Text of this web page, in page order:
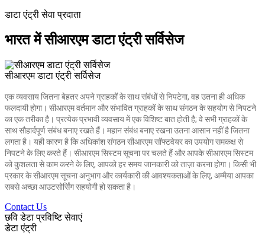
डाटा एंट्री सेवा प्रदाता
भारत में सीआरएम डाटा एंट्री सर्विसेज
सीआरएम डाटा एंट्री सर्विसेज
एक व्यवसाय जितना बेहतर अपने ग्राहकों के साथ संबंधों से निपटेगा, वह उतना ही अधिक
फलदायी होगा। सीआरएम वर्तमान और संभावित ग्राहकों के साथ संगठन के सहयोग से निपटने
का एक तरीका है। प्रत्येक प्रभावी व्यवसाय में एक विशिष्ट बात होती है; वे सभी ग्राहकों के
साथ सौहार्दपूर्ण संबंध बनाए रखते हैं। महान संबंध बनाए रखना उतना आसान नहीं है जितना
लगता है। यही कारण है कि अधिकांश संगठन सीआरएम सॉफ्टवेयर का उपयोग समकक्ष से
निपटने के लिए करते हैं। सीआरएम सिस्टम सूचना पर चलते हैं और आपके सीआरएम सिस्टम
को कुशलता से काम करने के लिए, आपको हर समय जानकारी को ताज़ा करना होगा। किसी भी
प्रकार के सीआरएम सूचना अनुभाग और कार्यकारी की आवश्यकताओं के लिए, अम्मैया आपका
सबसे अच्छा आउटसोर्सिंग सहयोगी हो सकता है।
Contact Us
छवि डेटा प्रविष्टि सेवाएं
डेटा एंट्री